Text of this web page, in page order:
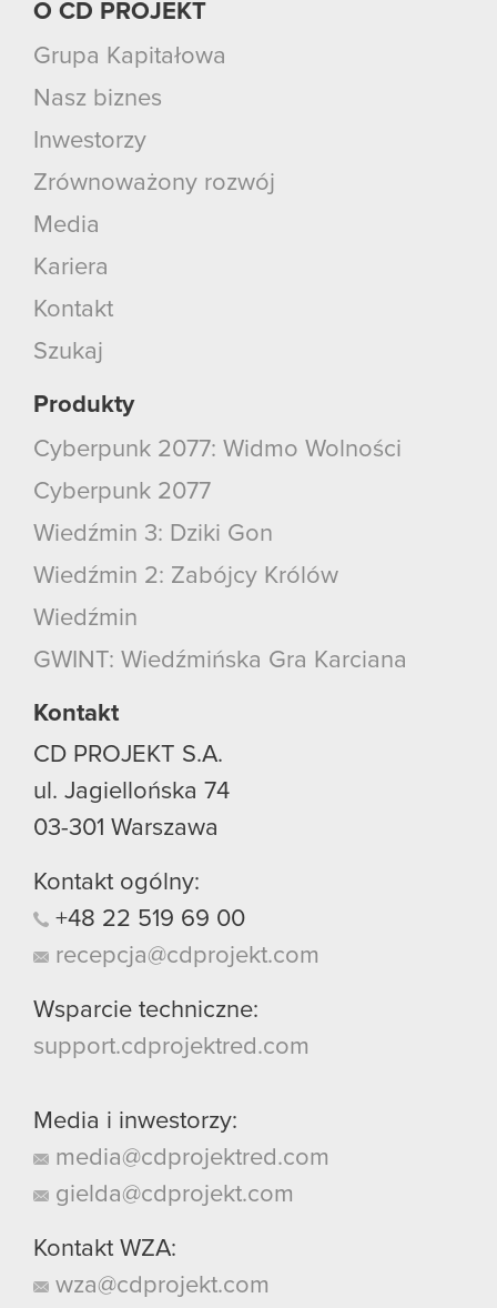
O CD PROJEKT
Grupa Kapitałowa
Nasz biznes
Inwestorzy
Zrównoważony rozwój
Media
Kariera
Kontakt
Szukaj
Produkty
Cyberpunk 2077: Widmo Wolności
Cyberpunk 2077
Wiedźmin 3: Dziki Gon
Wiedźmin 2: Zabójcy Królów
Wiedźmin
GWINT: Wiedźmińska Gra Karciana
Kontakt
CD PROJEKT S.A.
ul. Jagiellońska 74
03-301 Warszawa
Kontakt ogólny:
+48 22 519 69 00
recepcja@cdprojekt.com
Wsparcie techniczne:
support.cdprojektred.com
Media i inwestorzy:
media@cdprojektred.com
gielda@cdprojekt.com
Kontakt WZA:
wza@cdprojekt.com